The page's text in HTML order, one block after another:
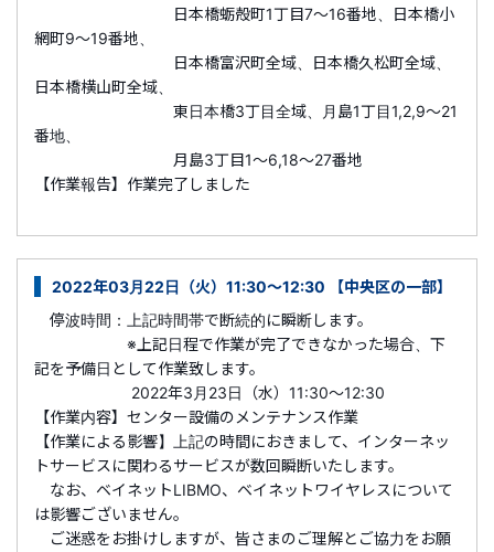
日本橋蛎殻町1丁目7～16番地、日本橋小
網町9～19番地、
日本橋富沢町全域、日本橋久松町全域、
日本橋横山町全域、
東日本橋3丁目全域、月島1丁目1,2,9～21
番地、
月島3丁目1～6,18～27番地
【作業報告】作業完了しました
2022年03月22日（火）11:30～12:30 【中央区の一部】
停波時間：上記時間帯で断続的に瞬断します。
※上記日程で作業が完了できなかった場合、下
記を予備日として作業致します。
2022年3月23日（水）11:30～12:30
【作業内容】センター設備のメンテナンス作業
【作業による影響】上記の時間におきまして、インターネッ
トサービスに関わるサービスが数回瞬断いたします。
なお、ベイネットLIBMO、ベイネットワイヤレスについて
は影響ございません。
ご迷惑をお掛けしますが、皆さまのご理解とご協力をお願